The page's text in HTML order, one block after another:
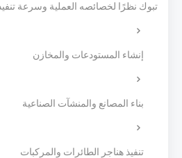
تبوك نظرًا لخصائصه العملية وسرعة
إنشاء المستودعات والمخازن
بناء المصانع والمنشآت الصناعية
تنفيذ هناجر الطائرات والمركبات